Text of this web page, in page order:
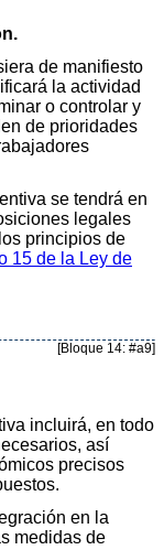
de manifiesto
la actividad
o controlar y
de prioridades
se tendrá en
legales
principios de
15 de la Ley de
[Bloque 14: #a9]
incluirá, en todo
así
precisos
en la
medidas de